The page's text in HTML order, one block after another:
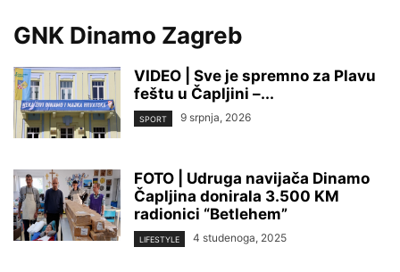
GNK Dinamo Zagreb
VIDEO | Sve je spremno za Plavu
feštu u Čapljini –...
SPORT 9 srpnja, 2026
FOTO | Udruga navijača Dinamo
Čapljina donirala 3.500 KM
radionici “Betlehem”
LIFESTYLE 4 studenoga, 2025